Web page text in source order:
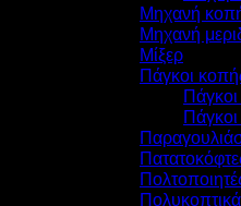
Μηχανή
Μηχανή
Μίξερ
Πάγκοι
Πάγκοι
Πολυκοπτικά